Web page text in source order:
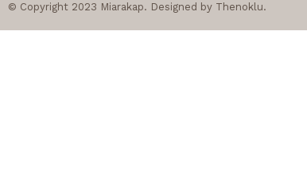
© Copyright 2023 Miarakap. Designed by Thenoklu.